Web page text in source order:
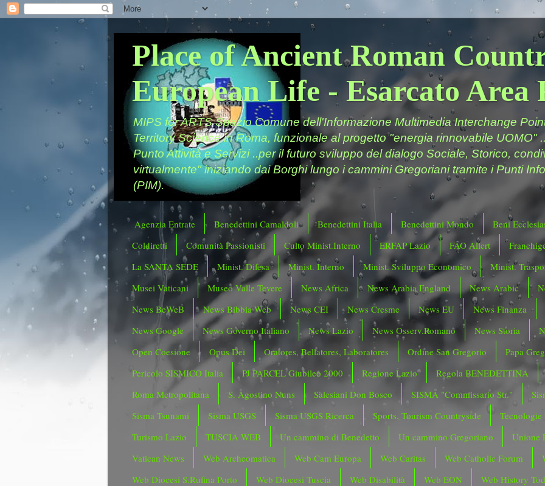
Place of Ancient Roman
European Life - Esarcato Area
MIPS for ARTS Spazio Comune dell'Informazione Multimedia Interchange
Territory Science in Roma, funzionale al progetto "energia rinnovabile UOMO"
Punto Attività e Servizi ..per il futuro sviluppo del dialogo Sociale, Storico,
virtualmente" iniziando dai Borghi lungo i cammini Gregoriani tramite i Punti
(PIM).
Agenzia Entrate Benedettini Camaldoli Benedettini Italia Benedettini Mondo
Beni
Coldiretti
Comunità Passionisti Culto Minist.Interno ERFAP Lazio FAO Allert
La SANTA SEDE
Minist. Difesa Minist. Interno Minist. Sviluppo Economico
Minist.
Musei Vaticani
Museo Valle Tevere News Africa News Arabia England News Arabic
News BeWeB
News Bibbia Web News CEI News Cresme News EU
News Finanza
News Google
News Governo Italiano News Lazio News Osserv.Romano News Storia
Open Coesione
Opus Dei Oratores, Bellatores, Laboratores Ordine San Gregorio
Papa
Pericolo SISMICO Italia
PJ PARCEL Giubileo 2000 Regione Lazio
Regola BENEDETTINA
Roma Metropolitana
S. Agostino Nuns Salesiani Don Bosco SISMA "Commissario Str."
Sisma Tsunami
Sisma USGS Sisma USGS Ricerca Sports, Tourism Countryside
Tecnologie
Turismo Lazio
TUSCIA WEB Un cammino di Benedetto Un cammino Gregoriano
Unione
Vatican News
Web Archeomatica Web Cam Europa Web Caritas Web Catholic Forum
Web Diocesi S.Rufina Porto
Web Diocesi Tuscia Web Disabilità Web EON
Web History